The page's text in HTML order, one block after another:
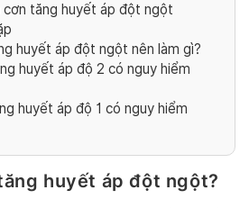
cơn tăng huyết áp đột ngột
huyết áp đột ngột nên làm gì?
huyết áp độ 2 có nguy hiểm
huyết áp độ 1 có nguy hiểm
huyết áp đột ngột?